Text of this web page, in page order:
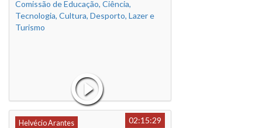
Comissão de Educação, Ciência,
Tecnologia, Cultura, Desporto, Lazer e
Turismo
Helvécio Arantes
02:15:29